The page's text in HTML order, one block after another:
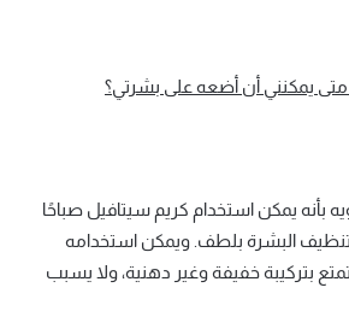
يمكنني أن أضعه على بشرتي؟
بأنه يمكن استخدام كريم سيتافيل صباحًا
تنظيف البشرة بلطف. ويمكن استخدامه
بتركيبة خفيفة وغير دهنية، ولا يسبب